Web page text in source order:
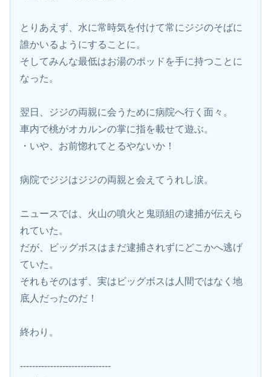
とりあえず、水に常時気を付けて常にジジのそばに
誰かいるようにすることに。
そしてみんな最低はお湯のポッドを手に持つことに
なった。
翌日、ジジの両親に会うために病院へ行く面々。
車内で桃がオカルンの掌に指を載せて遊ぶ。
・いや、お前惚れてとるやないか！
病院でジジはジジの両親と会えてうれし涙。
ニュースでは、火山の噴火と鬼頭組の逮捕が伝えら
れていた。
だが、ビッグボスはまだ逮捕されずにどこかへ逃げ
ていた。
それもそのはず、実はビッグボスは人間ではなく地
底人だったのだ！
終わり。
------------------------------